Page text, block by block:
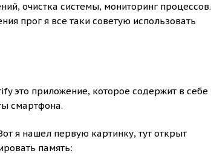
очистка системы, мониторинг процессов.
прог я все таки советую использовать
это приложение, которое содержит в себе
смартфона.
я нашел первую картинку, тут открыт
память: